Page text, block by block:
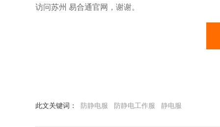
访问苏州 易合通官网，谢谢。
此文关键词： 防静电服 防静电工作服 静电服